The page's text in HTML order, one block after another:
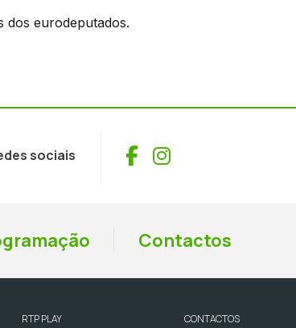
dos eurodeputados.
sociais Facebook
Instagram
Contactos
RTP PLAY
CONTACTOS